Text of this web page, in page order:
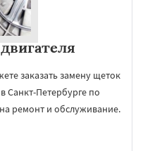
заказать замену щеток
Санкт-Петербурге по
ремонт и обслуживание.